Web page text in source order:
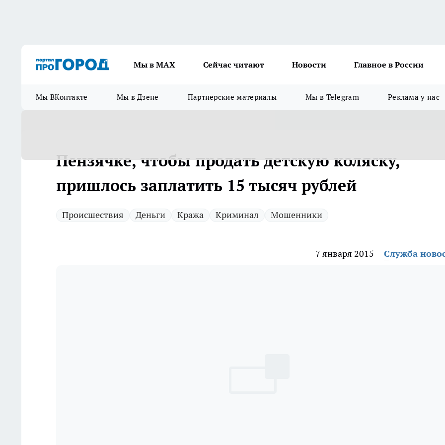
Мы в МАХ Сейчас читают Новости Главное в России
Мы ВКонтакте Мы в Дзене Партнерские материалы Мы в Telegram Реклама у нас
Пензячке, чтобы продать детскую коляску,
пришлось заплатить 15 тысяч рублей
Происшествия Деньги Кража Криминал Мошенники
7 января 2015 Служба